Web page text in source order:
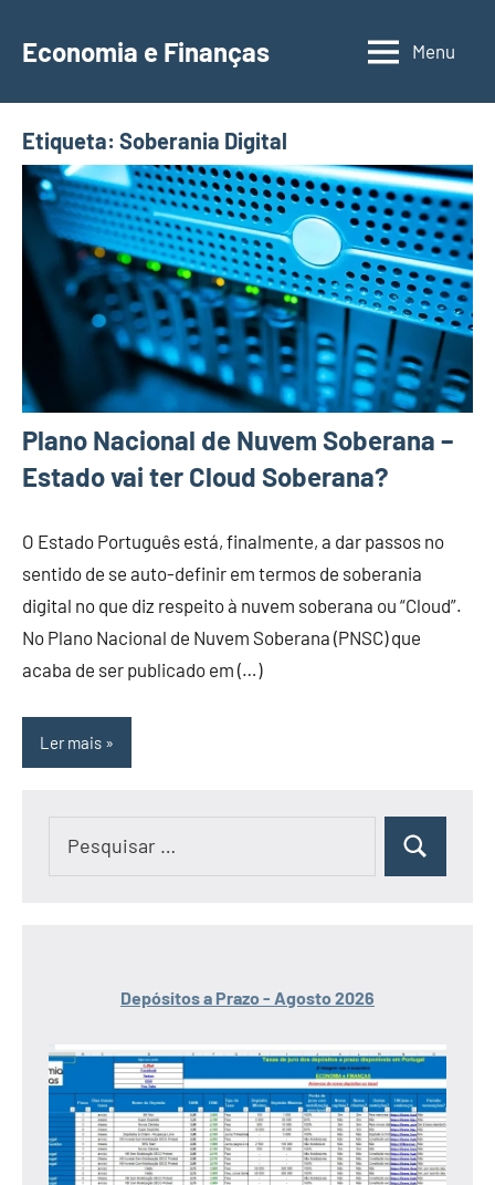
para
conteúdo
Economia e Finanças
Depósitos
IRS,
Finanças
Pessoais,
Calendários
Menu
Etiqueta: Soberania Digital
Plano Nacional de Nuvem Soberana –
Estado vai ter Cloud Soberana?
O Estado Português está, finalmente, a dar passos no
sentido de se auto-definir em termos de soberania
digital no que diz respeito à nuvem soberana ou “Cloud”.
No Plano Nacional de Nuvem Soberana (PNSC) que
acaba de ser publicado em (…)
Ler mais
Pesquisar
Depósitos a Prazo - Agosto 2026